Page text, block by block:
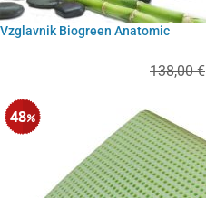
Vzglavnik Biogreen Anatomic
138,00€
48